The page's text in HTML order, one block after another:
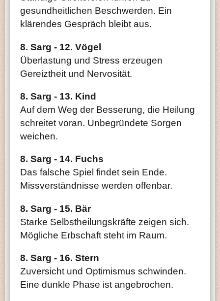
gesundheitlichen Beschwerden. Ein
klärendes Gespräch bleibt aus.
8. Sarg - 12. Vögel
Überlastung und Stress erzeugen
Gereiztheit und Nervosität.
8. Sarg - 13. Kind
Auf dem Weg der Besserung, die Heilung
schreitet voran. Unbegründete Sorgen
weichen.
8. Sarg - 14. Fuchs
Das falsche Spiel findet sein Ende.
Missverständnisse werden offenbar.
8. Sarg - 15. Bär
Starke Selbstheilungskräfte zeigen sich.
Mögliche Erbschaft steht im Raum.
8. Sarg - 16. Stern
Zuversicht und Optimismus schwinden.
Eine dunkle Phase ist angebrochen.